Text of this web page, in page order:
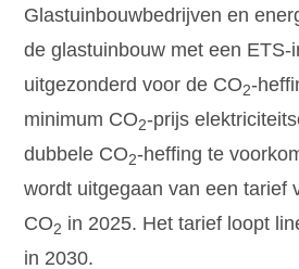
Glastuinbouwbedrijven en
de glastuinbouw met een ETS-
uitgezonderd voor de CO2-
minimum CO2-prijs
dubbele CO2-heffing te
wordt uitgegaan van een tarief
CO2 in 2025. Het tarief loopt
in 2030.